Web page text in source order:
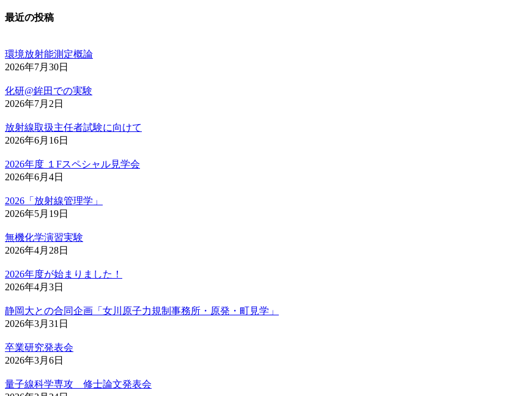
最近の投稿
環境放射能測定概論
2026年7月30日
化研@鉾田での実験
2026年7月2日
放射線取扱主任者試験に向けて
2026年6月16日
2026年度 １Fスペシャル見学会
2026年6月4日
2026「放射線管理学」
2026年5月19日
無機化学演習実験
2026年4月28日
2026年度が始まりました！
2026年4月3日
静岡大との合同企画「女川原子力規制事務所・原発・町見学」
2026年3月31日
卒業研究発表会
2026年3月6日
量子線科学専攻 修士論文発表会